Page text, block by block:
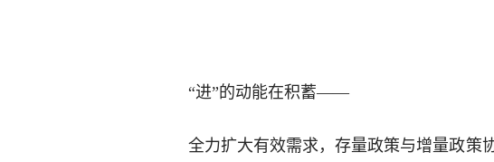
“进”的动能在积蓄——
全力扩大有效需求，存量政策与增量政策